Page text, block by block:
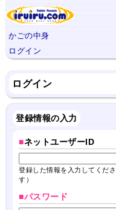
かごの中身
ログイン
ログイン
登録情報の入力
■ネットユーザーID
登録した情報を入力してくだ
す）
■パスワード